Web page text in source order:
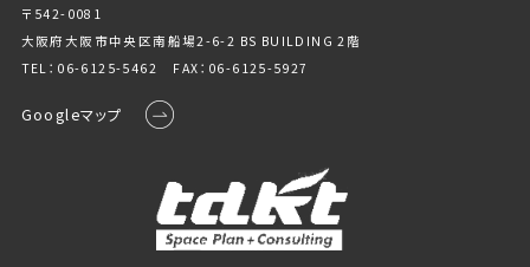
〒542-0081
大阪府大阪市中央区南船場2-6-2 BS BUILDING 2階
TEL： 06-6125-5462 FAX：06-6125-5927
Googleマップ